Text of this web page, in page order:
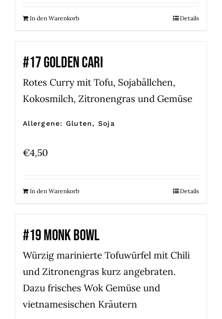
In den Warenkorb Details
#17 GOLDEN CARI
Rotes Curry mit Tofu, Sojabällchen,
Kokosmilch, Zitronengras und Gemüse
Allergene: Gluten, Soja
€4,50
In den Warenkorb Details
#19 MONK BOWL
Würzig marinierte Tofuwürfel mit Chili
und Zitronengras kurz angebraten.
Dazu frisches Wok Gemüse und
vietnamesischen Kräutern